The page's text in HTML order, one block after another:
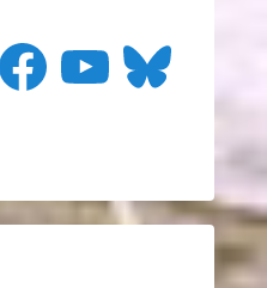
Facebook Bluesky